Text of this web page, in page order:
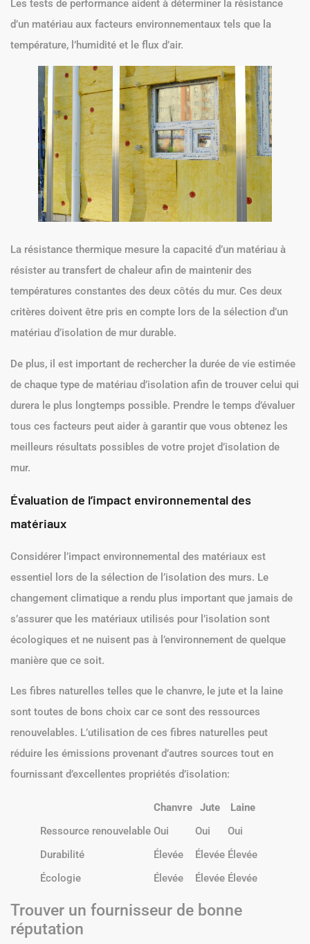
Les tests de performance aident à déterminer la résistance
d’un matériau aux facteurs environnementaux tels que la
température, l’humidité et le flux d’air.
La résistance thermique mesure la capacité d’un matériau à
résister au transfert de chaleur afin de maintenir des
températures constantes des deux côtés du mur. Ces deux
critères doivent être pris en compte lors de la sélection d’un
matériau d’isolation de mur durable.
De plus, il est important de rechercher la durée de vie estimée
de chaque type de matériau d’isolation afin de trouver celui qui
durera le plus longtemps possible. Prendre le temps d’évaluer
tous ces facteurs peut aider à garantir que vous obtenez les
meilleurs résultats possibles de votre projet d’isolation de
mur.
Évaluation de l’impact environnemental des
matériaux
Considérer l’impact environnemental des matériaux est
essentiel lors de la sélection de l’isolation des murs. Le
changement climatique a rendu plus important que jamais de
s’assurer que les matériaux utilisés pour l’isolation sont
écologiques et ne nuisent pas à l’environnement de quelque
manière que ce soit.
Les fibres naturelles telles que le chanvre, le jute et la laine
sont toutes de bons choix car ce sont des ressources
renouvelables. L’utilisation de ces fibres naturelles peut
réduire les émissions provenant d’autres sources tout en
fournissant d’excellentes propriétés d’isolation:
Chanvre Jute
Laine
Ressource renouvelable Oui Oui
Oui
Durabilité
Élevée Élevée Élevée
Écologie
Élevée Élevée Élevée
Trouver un fournisseur de bonne
réputation